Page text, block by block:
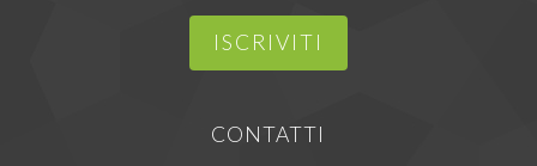
ISCRIVITI
CONTATTI